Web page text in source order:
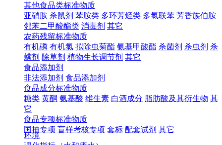
其他食品类标准物质
亚硝胺 杀鼠剂 苯胺类 多环芳烃类 多氯联苯 芳香族伯胺
邻苯二甲酸酯类 消毒剂 其它
农药残留标准物质
有机磷 有机氯 拟除虫菊酯 氨基甲酸酯 杀菌剂 杀虫剂 杀
螨剂 除草剂 植物生长调节剂 其它
食品添加剂
非法添加剂 食品添加剂
食品成分标准物质
糖类 黄酮 氨基酸 维生素 白酒成分 脂肪酸及其衍生物 其
它
食品专项标准物质
国抽专项 盲样考核专项 套标 配套试剂 其它
环境